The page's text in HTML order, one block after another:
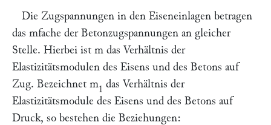
Die Zugspannungen in den Eiseneinlagen betragen
das mfache der Betonzugspannungen an gleicher
Stelle. Hierbei ist m das Verhältnis der
Elastizitätsmodulen des Eisens und des Betons auf
Zug. Bezeichnet m1 das Verhältnis der
Elastizitätsmodule des Eisens und des Betons auf
Druck, so bestehen die Beziehungen: